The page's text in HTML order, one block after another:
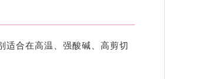
适合在高温、强酸碱、高剪切